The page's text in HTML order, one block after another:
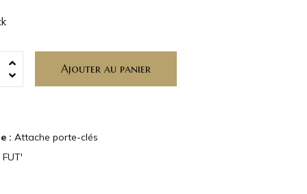
Ajouter au panier
: Attache porte-clés
FUT'